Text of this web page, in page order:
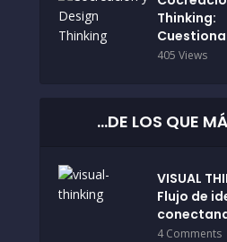
Thinking:
405 Views
…DE LOS QUE
VISUAL
Flujo de
4 Comments